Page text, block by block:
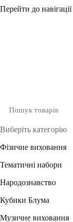
Перейти до навігації
Виберіть категорію
Фізичне виховання
Тематичні набори
Народознавство
Кубики Блума
Музичне виховання